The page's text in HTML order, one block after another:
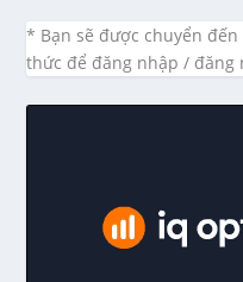
* Bạn sẽ được chuyển
thức để đăng nhập / đăng